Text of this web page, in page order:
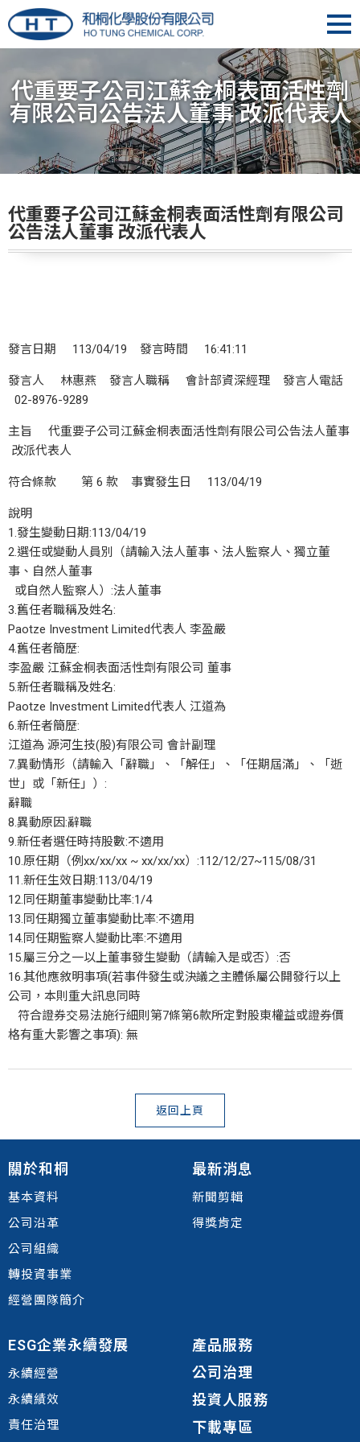
代重要子公司江蘇金桐表面活性劑
有限公司公告法人董事 改派代表人
代重要子公司江蘇金桐表面活性劑有限公司
公告法人董事 改派代表人
發言日期 113/04/19 發言時間 16:41:11
發言人 林惠燕 發言人職稱 會計部資深經理 發言人電話
02-8976-9289
主旨 代重要子公司江蘇金桐表面活性劑有限公司公告法人董事
改派代表人
符合條款 第 6 款 事實發生日 113/04/19
說明
1.發生變動日期:113/04/19
2.選任或變動人員別（請輸入法人董事、法人監察人、獨立董
事、自然人董事
或自然人監察人）:法人董事
3.舊任者職稱及姓名:
Paotze Investment Limited代表人 李盈嚴
4.舊任者簡歷:
李盈嚴 江蘇金桐表面活性劑有限公司 董事
5.新任者職稱及姓名:
Paotze Investment Limited代表人 江道為
6.新任者簡歷:
江道為 源河生技(股)有限公司 會計副理
7.異動情形（請輸入「辭職」、「解任」、「任期屆滿」、「逝
世」或「新任」）:
辭職
8.異動原因:辭職
9.新任者選任時持股數:不適用
10.原任期（例xx/xx/xx ~ xx/xx/xx）:112/12/27~115/08/31
11.新任生效日期:113/04/19
12.同任期董事變動比率:1/4
13.同任期獨立董事變動比率:不適用
14.同任期監察人變動比率:不適用
15.屬三分之一以上董事發生變動（請輸入是或否）:否
16.其他應敘明事項(若事件發生或決議之主體係屬公開發行以上
公司，本則重大訊息同時
符合證券交易法施行細則第7條第6款所定對股東權益或證券價
格有重大影響之事項): 無
返回上頁
關於和桐
基本資料
公司沿革
公司組織
轉投資事業
經營團隊簡介
最新消息
新聞剪輯
得獎肯定
ESG企業永續發展
永續經營
永續績效
責任治理
產品服務
公司治理
投資人服務
下載專區